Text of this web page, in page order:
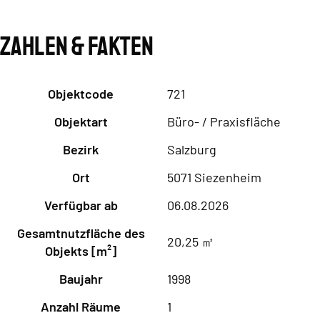
Zahlen & Fakten
Objektcode
721
Objektart
Büro- / Praxisfläche
Bezirk
Salzburg
Ort
5071 Siezenheim
Verfügbar ab
06.08.2026
Gesamtnutzfläche des
Objekts [m²]
20,25 ㎡
Baujahr
1998
Anzahl Räume
1